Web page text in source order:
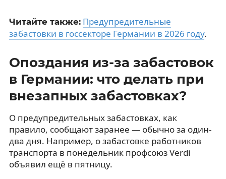
Читайте также: Предупредительные
забастовки в госсекторе Германии в 2026 году.
Опоздания из-за забастовок
в Германии: что делать при
внезапных забастовках?
О предупредительных забастовках, как
правило, сообщают заранее — обычно за один-
два дня. Например, о забастовке работников
транспорта в понедельник профсоюз Verdi
объявил ещё в пятницу.